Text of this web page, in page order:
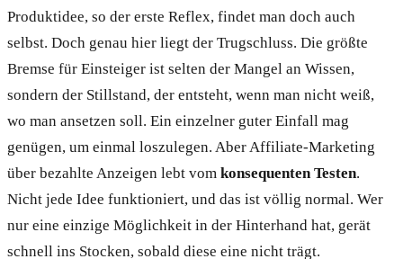
Produktidee, so der erste Reflex, findet man doch auch
selbst. Doch genau hier liegt der Trugschluss. Die größte
Bremse für Einsteiger ist selten der Mangel an Wissen,
sondern der Stillstand, der entsteht, wenn man nicht weiß,
wo man ansetzen soll. Ein einzelner guter Einfall mag
genügen, um einmal loszulegen. Aber Affiliate-Marketing
über bezahlte Anzeigen lebt vom konsequenten Testen.
Nicht jede Idee funktioniert, und das ist völlig normal. Wer
nur eine einzige Möglichkeit in der Hinterhand hat, gerät
schnell ins Stocken, sobald diese eine nicht trägt.